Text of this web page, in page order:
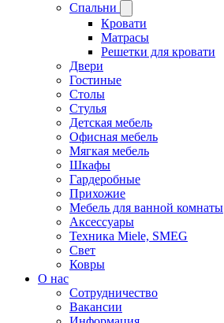
Спальни
Кровати
Матрасы
Решетки для кровати
Двери
Гостиные
Столы
Стулья
Детская мебель
Офисная мебель
Мягкая мебель
Шкафы
Гардеробные
Прихожие
Мебель для ванной комнаты
Аксессуары
Техника Miele, SMEG
Свет
Ковры
О нас
Сотрудничество
Вакансии